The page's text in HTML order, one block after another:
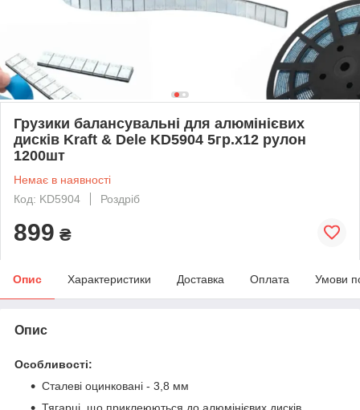
Грузики балансувальні для алюмінієвих
дисків Kraft & Dele KD5904 5гр.х12 рулон
1200шт
Немає в наявності
Код: KD5904
Роздріб
899 ₴
Опис Характеристики Доставка Оплата Умови
Опис
Особливості:
Сталеві оцинковані - 3,8 мм
Тягарці, що приклеюються до алюмінієвих дисків,